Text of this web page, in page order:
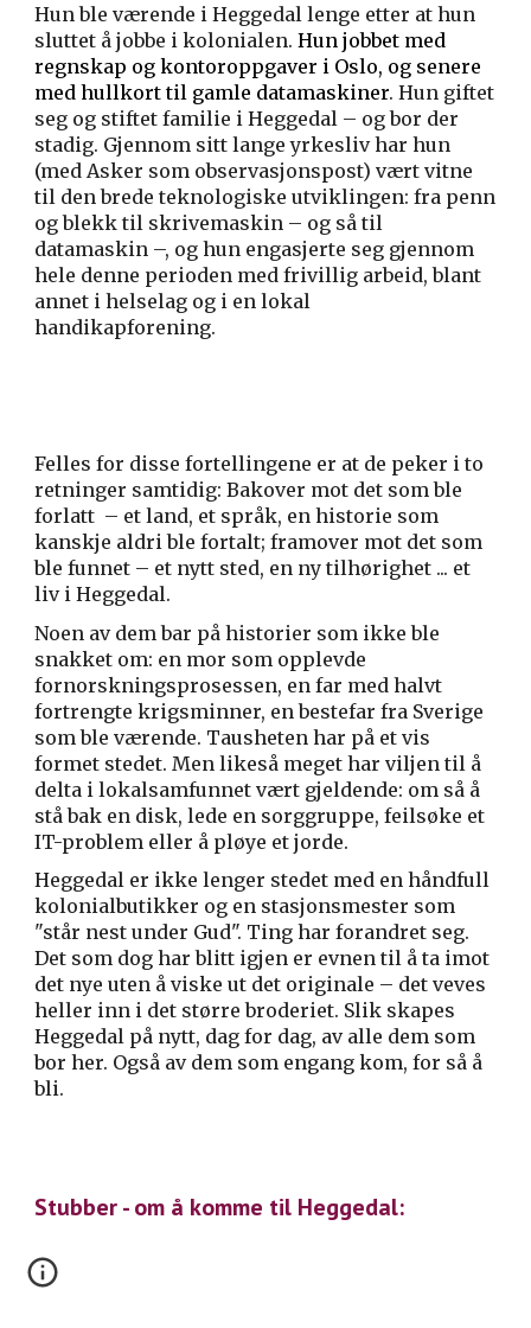
Hun ble værende i Heggedal lenge etter at hun
sluttet å jobbe i kolonialen. Hun jobbet med
regnskap og kontoroppgaver i Oslo, og senere
med hullkort til gamle datamaskiner. Hun giftet
seg og stiftet familie i Heggedal – og bor der
stadig. Gjennom sitt lange yrkesliv har hun
(med Asker som observasjonspost) vært vitne
til den brede teknologiske utviklingen: fra penn
og blekk til skrivemaskin – og så til
datamaskin –, og hun engasjerte seg gjennom
hele denne perioden med frivillig arbeid, blant
annet i helselag og i en lokal
handikapforening.
Felles for disse fortellingene er at de peker i to
retninger samtidig: Bakover mot det som ble
forlatt – et land, et språk, en historie som
kanskje aldri ble fortalt; framover mot det som
ble funnet – et nytt sted, en ny tilhørighet ... et
liv i Heggedal.
Noen av dem bar på historier som ikke ble
snakket om: en mor som opplevde
fornorskningsprosessen, en far med halvt
fortrengte krigsminner, en bestefar fra Sverige
som ble værende. Tausheten har på et vis
formet stedet. Men likeså meget har viljen til å
delta i lokalsamfunnet vært gjeldende: om så å
stå bak en disk, lede en sorggruppe, feilsøke et
IT-problem eller å pløye et jorde.
Heggedal er ikke lenger stedet med en håndfull
kolonialbutikker og en stasjonsmester som
"står nest under Gud". Ting har forandret seg.
Det som dog har blitt igjen er evnen til å ta imot
det nye uten å viske ut det originale – det veves
heller inn i det større broderiet. Slik skapes
Heggedal på nytt, dag for dag, av alle dem som
bor her. Også av dem som engang kom, for så å
bli.
Stubber - om å komme til Heggedal: